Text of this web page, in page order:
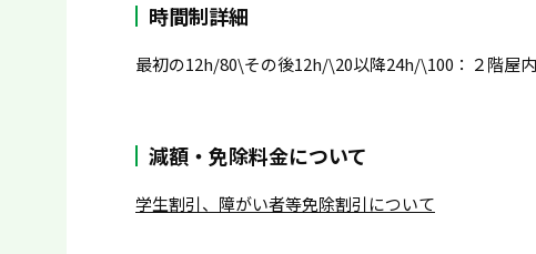
時間制詳細
最初の12h/80\その後12h/\20以降24h/\100：２階屋
減額・免除料金について
学生割引、障がい者等免除割引について